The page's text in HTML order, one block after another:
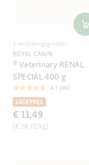
4 Verpakkingsgroottes
ROYAL CANIN
® Veterinary RENAL
SPECIAL 400 g
4.7 (60)
LAGE PRIJS
€ 11,49
(€ 28,72/kg)